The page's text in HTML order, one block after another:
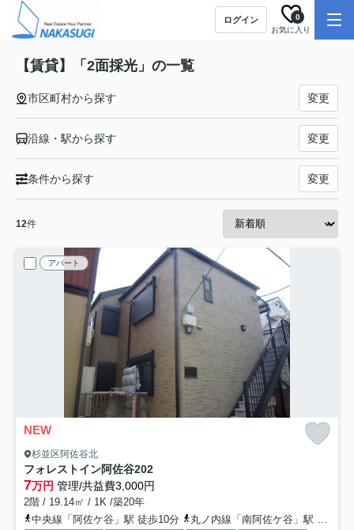
ログイン
お気に入り
0
【賃貸】「2面採光」の一覧
市区町村から探す 変更
沿線・駅から探す 変更
条件から探す 変更
12件
アパート
NEW
杉並区阿佐谷北
フォレストイン阿佐谷202
7万円 管理/共益費3,000円
2階 / 19.14㎡ / 1K /築20年
中央線「阿佐ケ谷」駅 徒歩10分
丸ノ内線「南阿佐ケ谷」駅 徒歩18分